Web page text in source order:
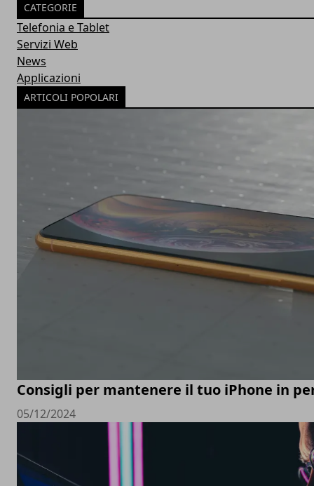
CATEGORIE
Telefonia e Tablet
Servizi Web
News
Applicazioni
ARTICOLI POPOLARI
Consigli per mantenere il tuo iPhone in
05/12/2024